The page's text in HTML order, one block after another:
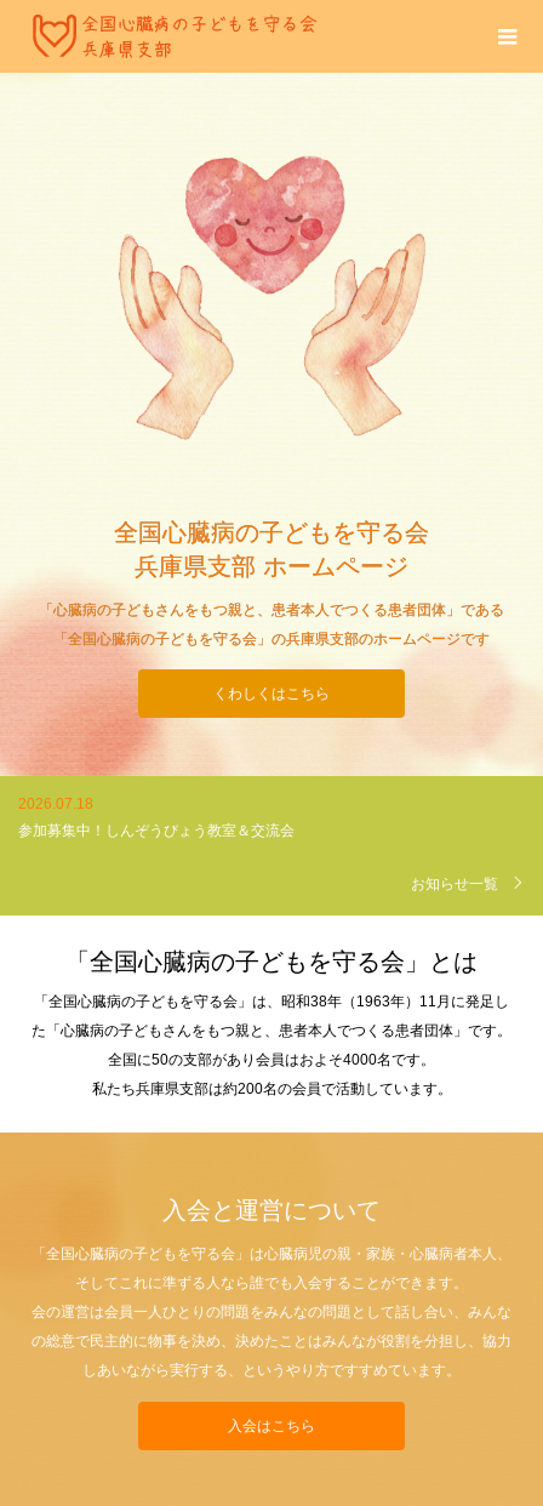
お知らせ一覧
2026.07.18
参加募集中！しんぞうびょう教室＆交流会
「全国心臓病の子どもを守る会」とは
「全国心臓病の子どもを守る会」は、昭和38年（1963年）11月に発足し
た「心臓病の子どもさんをもつ親と、患者本人でつくる患者団体」です。
全国に50の支部があり会員はおよそ4000名です。
私たち兵庫県支部は約200名の会員で活動しています。
入会と運営について
「全国心臓病の子どもを守る会」は心臓病児の親・家族・心臓病者本人、
そしてこれに準ずる人なら誰でも入会することができます。
会の運営は会員一人ひとりの問題をみんなの問題として話し合い、みんな
の総意で民主的に物事を決め、決めたことはみんなが役割を分担し、協力
しあいながら実行する、というやり方ですすめています。
入会はこちら